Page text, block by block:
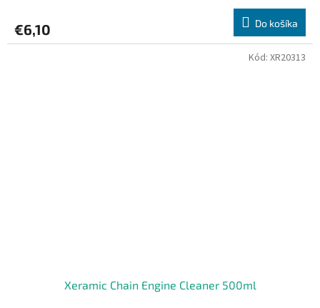
€6,10 Do košíka
Xeramic Chain Engine Cleaner 500ml
Kód: XR20313